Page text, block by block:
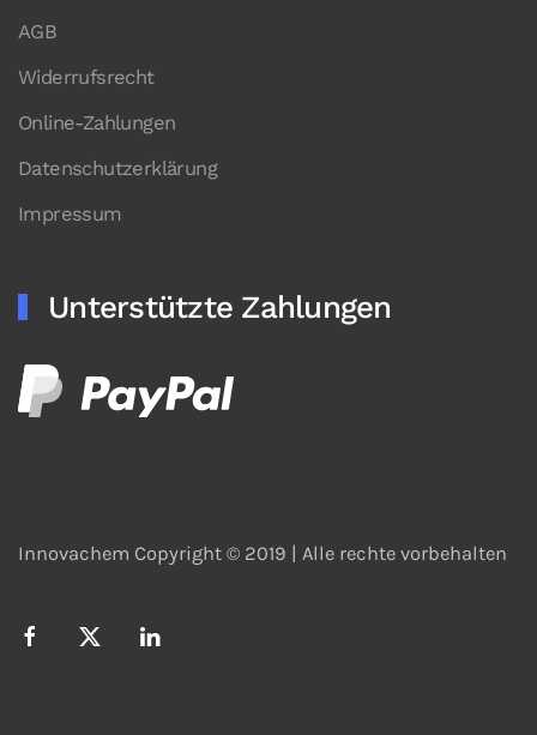
AGB
Widerrufsrecht
Online-Zahlungen
Datenschutzerklärung
Impressum
Unterstützte Zahlungen
Innovachem Copyright © 2019 | Alle rechte vorbehalten